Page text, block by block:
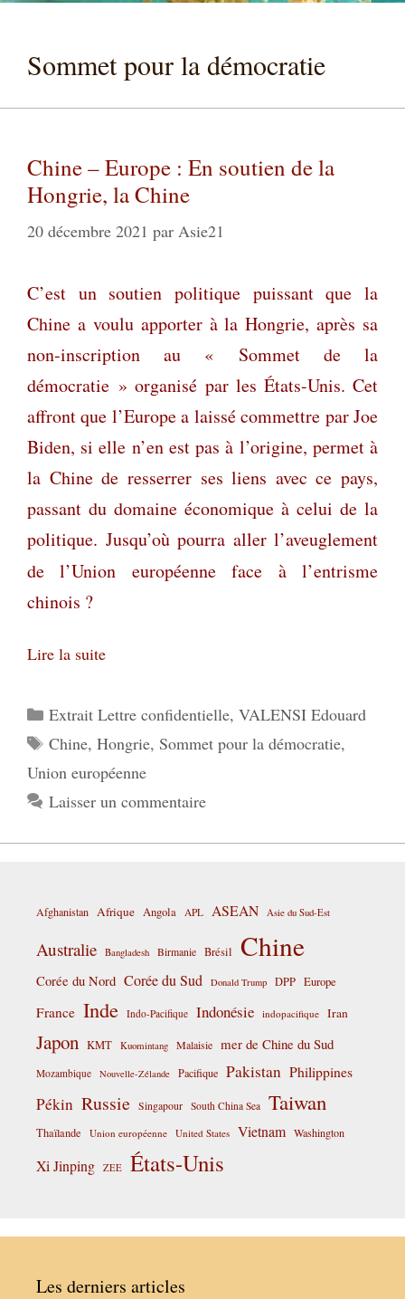
Sommet pour la démocratie
Chine – Europe : En soutien de la
Hongrie, la Chine
20 décembre 2021 par Asie21
C’est un soutien politique puissant que la
Chine a voulu apporter à la Hongrie, après sa
non-inscription au « Sommet de la
démocratie » organisé par les États-Unis. Cet
affront que l’Europe a laissé commettre par Joe
Biden, si elle n’en est pas à l’origine, permet à
la Chine de resserrer ses liens avec ce pays,
passant du domaine économique à celui de la
politique. Jusqu’où pourra aller l’aveuglement
de
l’Union européenne face à l’entrisme
chinois ?
Lire la suite
Catégories
Extrait Lettre confidentielle, VALENSI Edouard
Étiquettes
Chine, Hongrie, Sommet pour la démocratie,
Union européenne
Laisser un commentaire
Afghanistan Afrique Angola APL ASEAN Asie du Sud-Est
Australie Bangladesh Birmanie Brésil Chine
Corée du Nord Corée du Sud Donald Trump DPP Europe
France Inde Indo-Pacifique Indonésie indopacifique Iran
Japon KMT Kuomintang Malaisie mer de Chine du Sud
Mozambique Nouvelle-Zélande Pacifique Pakistan Philippines
Pékin Russie Singapour South China Sea Taiwan
Thaïlande Union européenne United States Vietnam Washington
Xi Jinping ZEE États-Unis
Les derniers articles